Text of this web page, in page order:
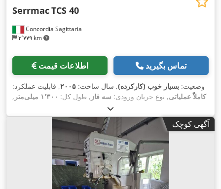
Concordia Sagittaria
۳٬۷۷۹ km
SerrmacTCS 40
اطلاعات قیمت تماس بگیرید
وضعیت: بسیار خوب (کارکرده), سال ساخت: ۲۰۰۵, قابلیت عملکرد:
کاملاً عملیاتی, نوع جریان ورودی: سه فاز , طول کل: ۱٬۳۰۰ میلی‌متر
,
, عرض میز:
۴۰۰ V
, عرض کل:۱٬۳۵۰ میلی‌متر , طول میز:۸۰۰ میلی‌متر
, ظرفیت
حفاری:۴۰ میلی‌متر , تجهیزات: آگهی کوچک